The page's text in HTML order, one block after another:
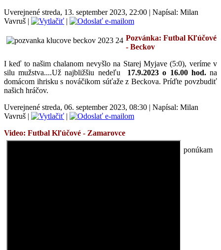
Uverejnené streda, 13. september 2023, 22:00 | Napísal: Milan
Vavruš |
|
Pozvánka: Futbal Kľúčové
- Beckov
I keď to našim chalanom nevyšlo na Starej Myjave (5:0), veríme v
silu mužstva....Už najbližšiu nedeľu
17.9.2023 o 16.00 hod.na
domácom ihrisku s nováčikom súťaže z Beckova. Príďte povzbudiť
našich hráčov.
Uverejnené streda, 06. september 2023, 08:30 | Napísal: Milan
Vavruš |
|
Video: Futbal Kľúčové - Zamarovce
ponúkam